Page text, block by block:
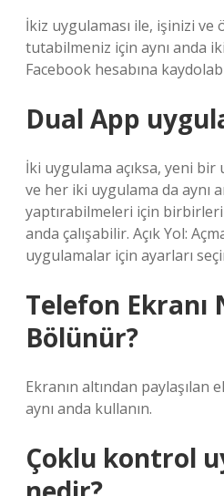
İkiz uygulaması ile, işinizi ve
tutabilmeniz için aynı anda
Facebook hesabına
Dual App
İki uygulama açıksa, yeni
ve her iki uygulama da aynı
yaptırabilmeleri için
anda çalışabilir. Açık Yol:
uygulamalar için ayarları
Telefon Ekranı
Bölünür?
Ekranın altından paylaşılan
aynı anda kullanın.
Çoklu kontrol